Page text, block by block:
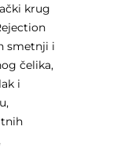
krug
smetnji i
čelika,
i